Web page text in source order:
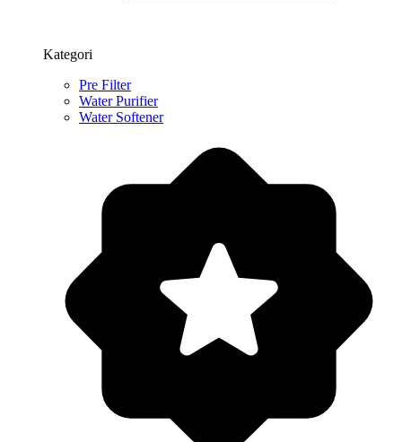
Kategori
Pre Filter
Water Purifier
Water Softener